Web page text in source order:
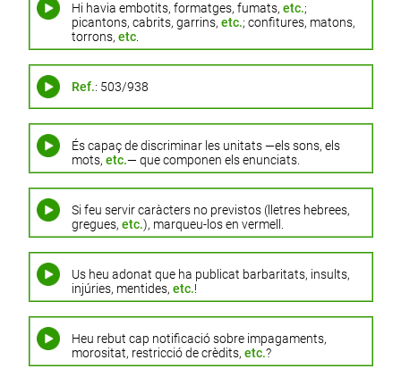
Hi havia embotits, formatges, fumats, etc.;
picantons, cabrits, garrins, etc.; confitures, matons,
torrons, etc.
Ref.: 503/938
És capaç de discriminar les unitats—elssons, els
mots, etc.— que componen els enunciats.
Si feu servir caràcters no previstos (lletres hebrees,
gregues, etc.), marqueu-los en vermell.
Us heu adonat que ha publicat barbaritats, insults,
injúries, mentides, etc.!
Heu rebut cap notificació sobre impagaments,
morositat, restricció de crèdits, etc.?